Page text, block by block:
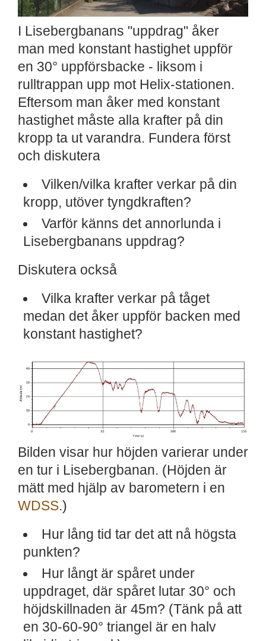
I Lisebergbanans "uppdrag" åker
man med konstant hastighet uppför
en 30° uppförsbacke - liksom i
rulltrappan upp mot Helix-stationen.
Eftersom man åker med konstant
hastighet måste alla krafter på din
kropp ta ut varandra. Fundera först
och diskutera
Vilken/vilka krafter verkar på din
kropp, utöver tyngdkraften?
Varför känns det annorlunda i
Lisebergbanans uppdrag?
Diskutera också
Vilka krafter verkar på tåget
medan det åker uppför backen med
konstant hastighet?
Bilden visar hur höjden varierar under
en tur i Lisebergbanan. (Höjden är
mätt med hjälp av barometern i en
WDSS.)
Hur lång tid tar det att nå högsta
punkten?
Hur långt är spåret under
uppdraget, där spåret lutar 30° och
höjdskillnaden är 45m? (Tänk på att
en 30-60-90° triangel är en halv